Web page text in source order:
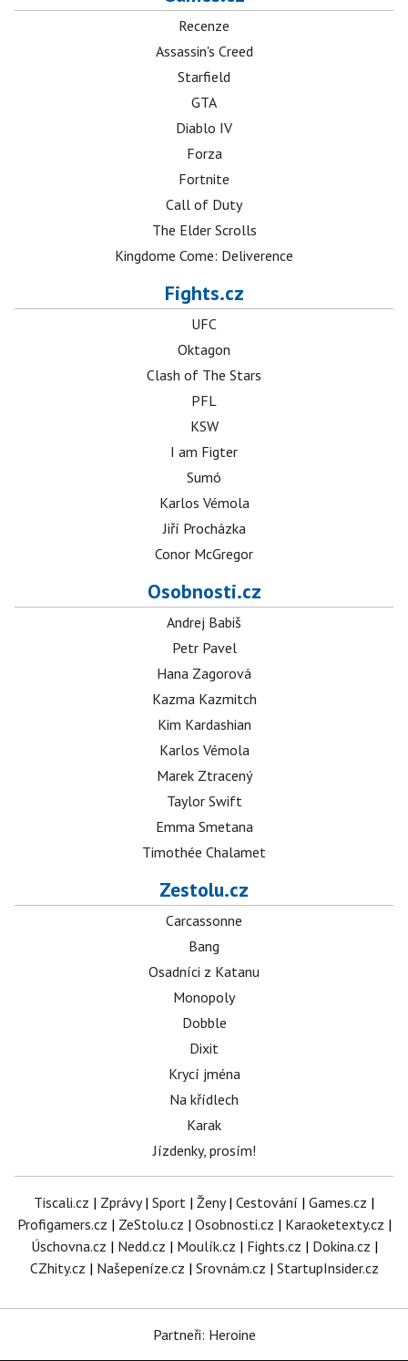
Recenze
Assassin's Creed
Starfield
GTA
Diablo IV
Forza
Fortnite
Call of Duty
The Elder Scrolls
Kingdome Come: Deliverence
Fights.cz
UFC
Oktagon
Clash of The Stars
PFL
KSW
I am Figter
Sumó
Karlos Vémola
Jiří Procházka
Conor McGregor
Osobnosti.cz
Andrej Babiš
Petr Pavel
Hana Zagorová
Kazma Kazmitch
Kim Kardashian
Karlos Vémola
Marek Ztracený
Taylor Swift
Emma Smetana
Timothée Chalamet
Zestolu.cz
Carcassonne
Bang
Osadníci z Katanu
Monopoly
Dobble
Dixit
Krycí jména
Na křídlech
Karak
Jízdenky, prosím!
Tiscali.cz | Zprávy| Sport | Ženy| Cestování | Games.cz |
Profigamers.cz | ZeStolu.cz | Osobnosti.cz | Karaoketexty.cz |
Úschovna.cz | Nedd.cz | Moulík.cz | Fights.cz | Dokina.cz |
CZhity.cz | Našepeníze.cz | Srovnám.cz | StartupInsider.cz
Partneři: Heroine